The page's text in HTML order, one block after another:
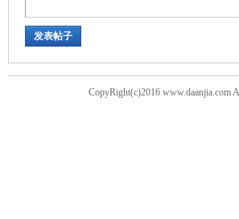
发表帖子
CopyRight(c)2016